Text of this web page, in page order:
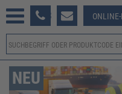
381-123
NEU